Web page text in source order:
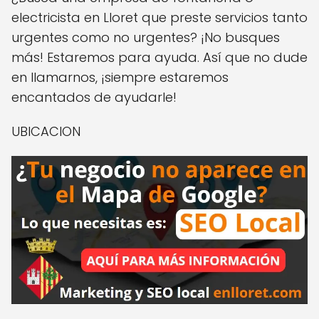
electricista en Lloret que preste servicios tanto
urgentes como no urgentes? ¡No busques
más! Estaremos para ayuda. Así que no dude
en llamarnos, ¡siempre estaremos
encantados de ayudarle!
UBICACION